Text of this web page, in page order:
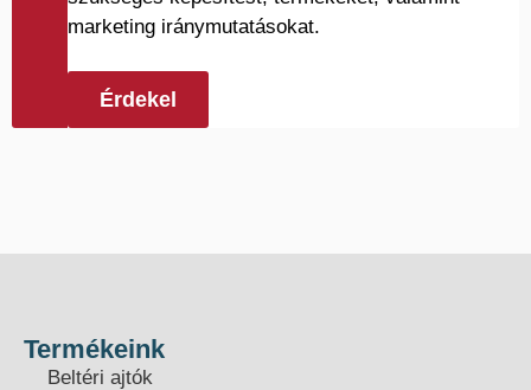
marketing iránymutatásokat.
Érdekel
Termékeink
Beltéri ajtók